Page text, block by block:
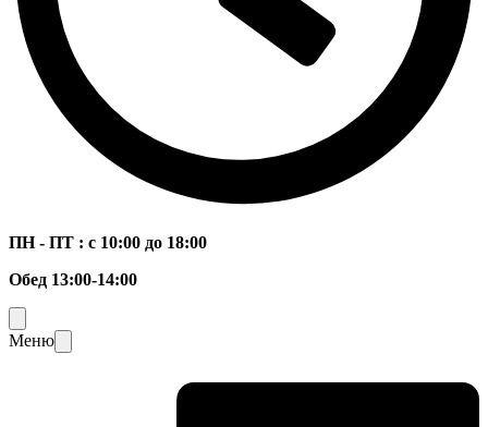
ПН - ПТ : с 10:00 до 18:00
Обед 13:00-14:00
Меню